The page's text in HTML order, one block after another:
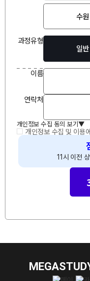
수원
과정유형
일반
이름
연락처
개인정보 수집 동의 보기▲
개인정보 수집 및 이용
11시 이전